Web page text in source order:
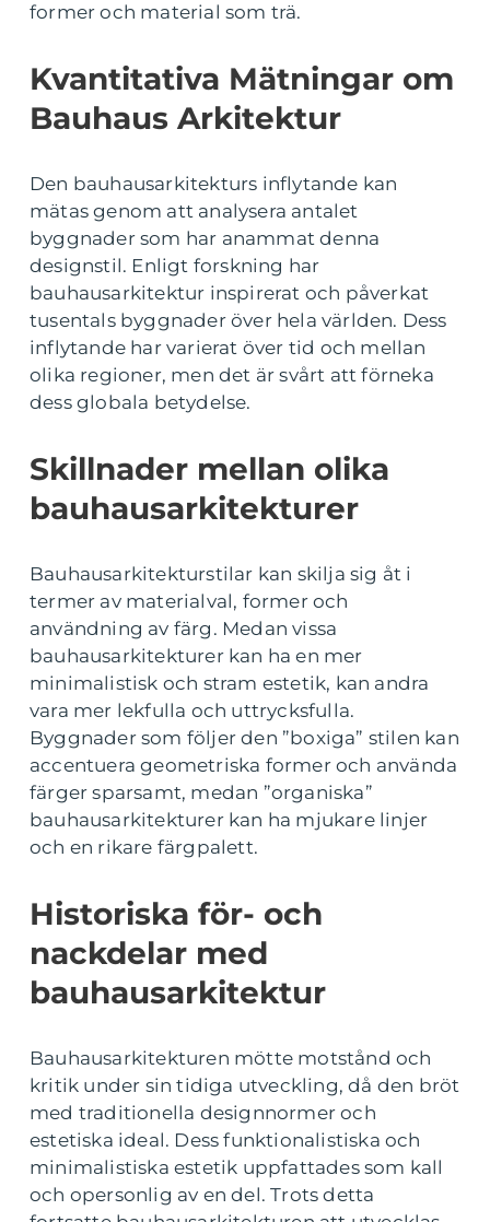
former och material som trä.
Kvantitativa Mätningar om
Bauhaus Arkitektur
Den bauhausarkitekturs inflytande kan
mätas genom att analysera antalet
byggnader som har anammat denna
designstil. Enligt forskning har
bauhausarkitektur inspirerat och påverkat
tusentals byggnader över hela världen. Dess
inflytande har varierat över tid och mellan
olika regioner, men det är svårt att förneka
dess globala betydelse.
Skillnader mellan olika
bauhausarkitekturer
Bauhausarkitekturstilar kan skilja sig åt i
termer av materialval, former och
användning av färg. Medan vissa
bauhausarkitekturer kan ha en mer
minimalistisk och stram estetik, kan andra
vara mer lekfulla och uttrycksfulla.
Byggnader som följer den ”boxiga” stilen kan
accentuera geometriska former och använda
färger sparsamt, medan ”organiska”
bauhausarkitekturer kan ha mjukare linjer
och en rikare färgpalett.
Historiska för- och
nackdelar med
bauhausarkitektur
Bauhausarkitekturen mötte motstånd och
kritik under sin tidiga utveckling, då den bröt
med traditionella designnormer och
estetiska ideal. Dess funktionalistiska och
minimalistiska estetik uppfattades som kall
och opersonlig av en del. Trots detta